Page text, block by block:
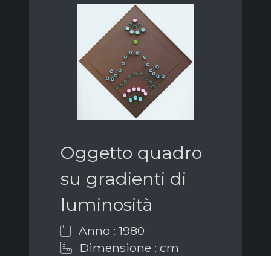
Oggetto quadro
su gradienti di
luminosità
Anno : 1980
Dimensione : cm